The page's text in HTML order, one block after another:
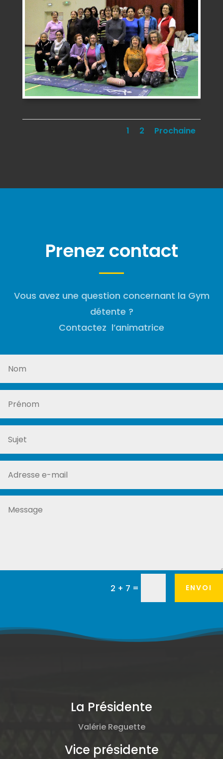
1 2 Prochaine
Prenez contact
Vous avez une question concernant la Gym
détente ?
Contactez l’animatrice
2 + 7 = ENVOI
La Présidente
Valérie Reguette
Vice présidente